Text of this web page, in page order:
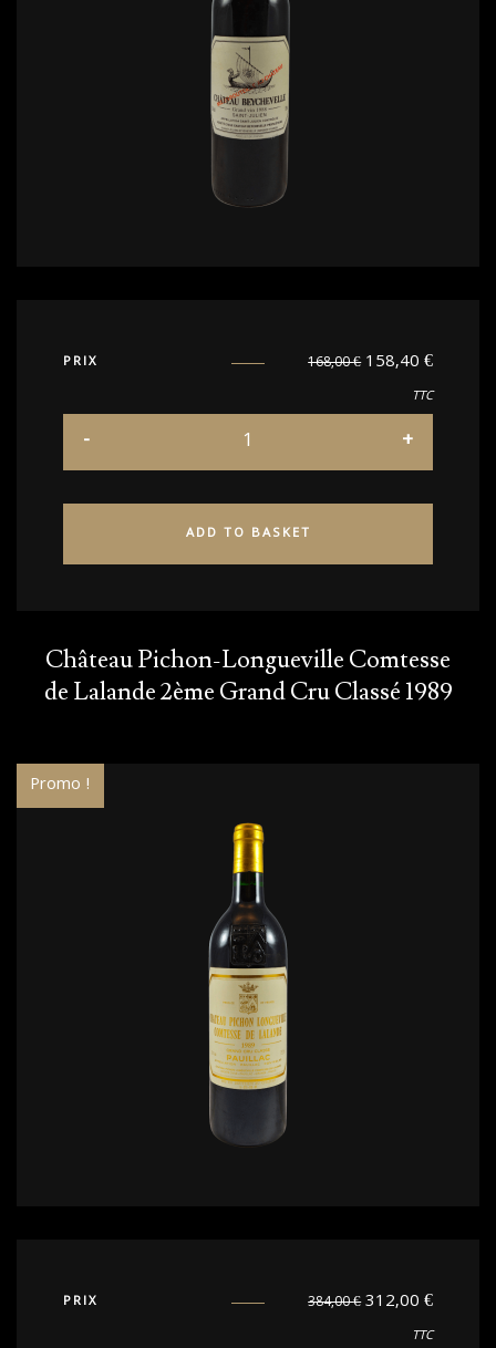
PRIX 168,00€ 158,40€
TTC
ADD TO BASKET
Château Pichon-Longueville Comtesse
de Lalande 2ème Grand Cru Classé 1989
Promo !
PRIX 384,00€312,00€
TTC